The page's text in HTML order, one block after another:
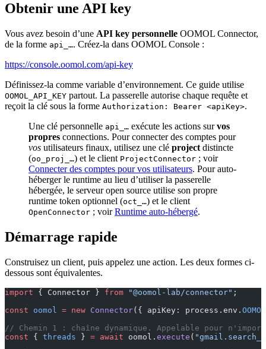
Obtenir une API key
Vous avez besoin d’une API key personnelle OOMOL Connector,
de la forme api_…. Créez-la dans OOMOL Console :
https://console.oomol.com/api-key
Définissez-la comme variable d’environnement. Ce guide utilise
OOMOL_API_KEY partout. La passerelle autorise chaque requête et
reçoit la clé sous la forme Authorization: Bearer <apiKey>.
Une clé personnelle api_… exécute les actions survos
propres connections. Pour connecter des comptes pour
vos utilisateurs finaux, utilisez une clé project distincte
(oo_proj_…) et le client ProjectConnector ; voir
Connecter des comptes pour vos utilisateurs. Pour auto-
héberger le runtime au lieu d’utiliser la passerelle
hébergée, le serveur open source utilise son propre
runtime token optionnel (oct_…) et le client
OpenConnector ; voirRuntime auto-hébergé.
Démarrage rapide
Construisez un client, puis appelez une action. Les deux formes ci-
dessous sont équivalentes.
import { Connector } from "@oomol-lab/connector" ;
const oomol = new Connector({ apiKey: process.env.
// Chemin 1 : chaîne dynamique. Appelable pour
const { threads } = await oomol. execute (